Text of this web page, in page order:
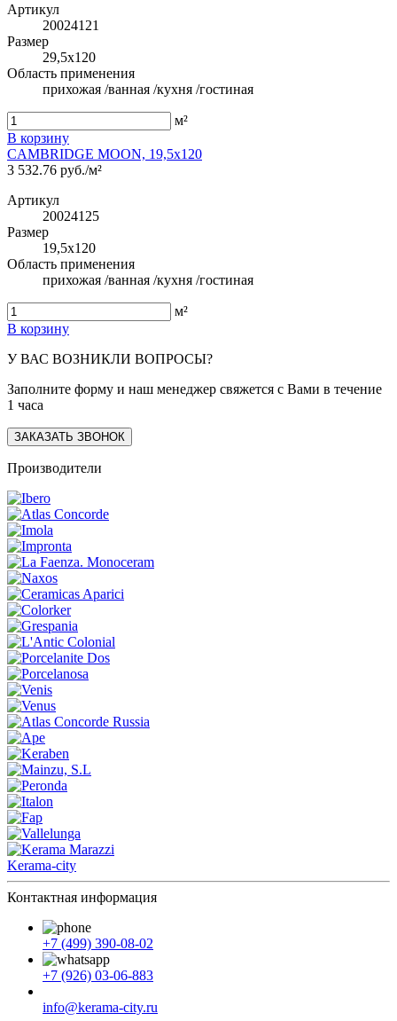
Артикул
20024121
Размер
29,5x120
Область применения
прихожая /ванная /кухня /гостиная
м²
В корзину
CAMBRIDGE MOON, 19,5x120
3 532.76 руб./м²
Артикул
20024125
Размер
19,5x120
Область применения
прихожая /ванная /кухня /гостиная
м²
В корзину
У ВАС ВОЗНИКЛИ ВОПРОСЫ?
Заполните форму и наш менеджер свяжется с Вами в течение
1 часа
ЗАКАЗАТЬ ЗВОНОК
Производители
Kerama-city
Контактная информация
+7 (499) 390-08-02
+7 (926) 03-06-883
info@kerama-city.ru